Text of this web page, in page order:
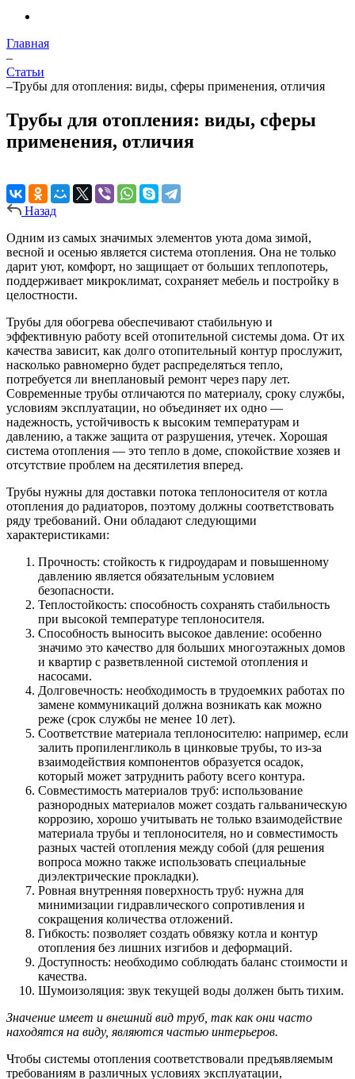
Главная
–
Статьи
–Трубы для отопления: виды, сферы применения, отличия
Трубы для отопления: виды, сферы
применения, отличия
Назад
Одним из самых значимых элементов уюта дома зимой,
весной и осенью является система отопления. Она не только
дарит уют, комфорт, но защищает от больших теплопотерь,
поддерживает микроклимат, сохраняет мебель и постройку в
целостности.
Трубы для обогрева обеспечивают стабильную и
эффективную работу всей отопительной системы дома. От их
качества зависит, как долго отопительный контур прослужит,
насколько равномерно будет распределяться тепло,
потребуется ли внеплановый ремонт через пару лет.
Современные трубы отличаются по материалу, сроку службы,
условиям эксплуатации, но объединяет их одно —
надежность, устойчивость к высоким температурам и
давлению, а также защита от разрушения, утечек. Хорошая
система отопления — это тепло в доме, спокойствие хозяев и
отсутствие проблем на десятилетия вперед.
Трубы нужны для доставки потока теплоносителя от котла
отопления до радиаторов, поэтому должны соответствовать
ряду требований. Они обладают следующими
характеристиками:
Прочность: стойкость к гидроударам и повышенному
давлению является обязательным условием
безопасности.
Теплостойкость: способность сохранять стабильность
при высокой температуре теплоносителя.
Способность выносить высокое давление: особенно
значимо это качество для больших многоэтажных домов
и квартир с разветвленной системой отопления и
насосами.
Долговечность: необходимость в трудоемких работах по
замене коммуникаций должна возникать как можно
реже (срок службы не менее 10 лет).
Соответствие материала теплоносителю: например, если
залить пропиленгликоль в цинковые трубы, то из-за
взаимодействия компонентов образуется осадок,
который может затруднить работу всего контура.
Совместимость материалов труб: использование
разнородных материалов может создать гальваническую
коррозию, хорошо учитывать не только взаимодействие
материала трубы и теплоносителя, но и совместимость
разных частей отопления между собой (для решения
вопроса можно также использовать специальные
диэлектрические прокладки).
Ровная внутренняя поверхность труб: нужна для
минимизации гидравлического сопротивления и
сокращения количества отложений.
Гибкость: позволяет создать обвязку котла и контур
отопления без лишних изгибов и деформаций.
Доступность: необходимо соблюдать баланс стоимости и
качества.
Шумоизоляция: звук текущей воды должен быть тихим.
Значение имеет и внешний вид труб, так как они часто
находятся на виду, являются частью интерьеров.
Чтобы системы отопления соответствовали предъявляемым
требованиям в различных условиях эксплуатации,